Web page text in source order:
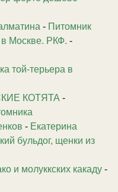
- Питомник
в Москве. РКФ. -
той-терьера в
КОТЯТА -
- Екатерина
бульдог, щенки из
и молуккских какаду -